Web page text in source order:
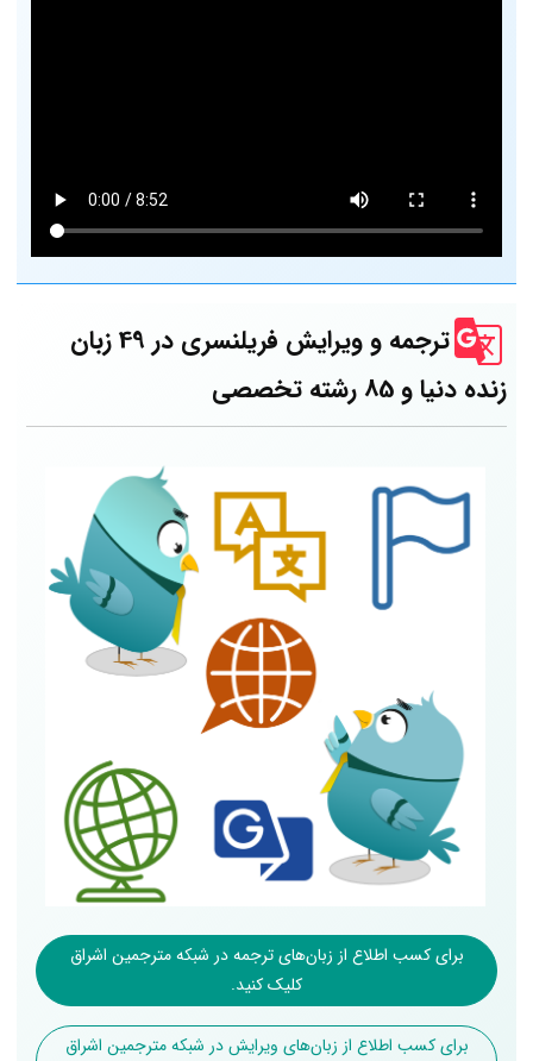
ترجمه و ویرایش فریلنسری در 49 زبان
زنده دنیا و 85 رشته تخصصی
برای کسب اطلاع از زبان‌های ترجمه در شبکه مترجمین اشراق
کلیک کنید.
برای کسب اطلاع از زبان‌های ویرایش در شبکه مترجمین اشراق